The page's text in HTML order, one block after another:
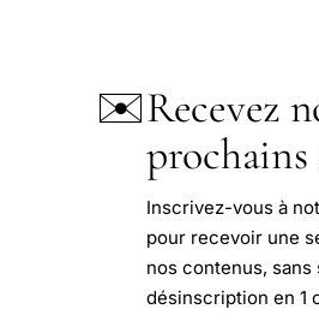
✉️Recevez
prochains
Inscrivez-vous à
pour recevoir une
nos contenus, sans
désinscription en 1